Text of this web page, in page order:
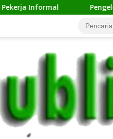
Pengelolaan Sampah